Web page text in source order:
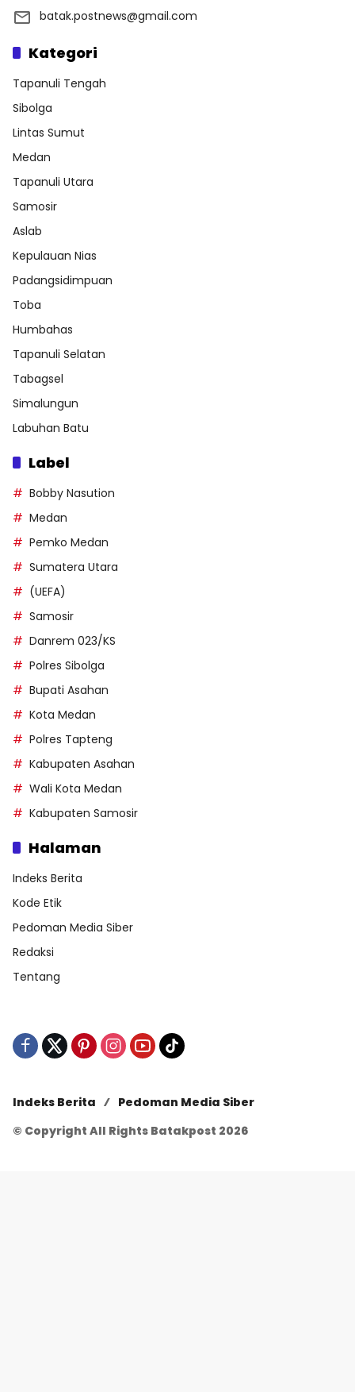
batak.postnews@gmail.com
Kategori
Tapanuli Tengah
Sibolga
Lintas Sumut
Medan
Tapanuli Utara
Samosir
Aslab
Kepulauan Nias
Padangsidimpuan
Toba
Humbahas
Tapanuli Selatan
Tabagsel
Simalungun
Labuhan Batu
Label
Bobby Nasution
Medan
Pemko Medan
Sumatera Utara
(UEFA)
Samosir
Danrem 023/KS
Polres Sibolga
Bupati Asahan
Kota Medan
Polres Tapteng
Kabupaten Asahan
Wali Kota Medan
Kabupaten Samosir
Halaman
Indeks Berita
Kode Etik
Pedoman Media Siber
Redaksi
Tentang
Indeks Berita
Pedoman Media Siber
© Copyright All Rights Batakpost 2026